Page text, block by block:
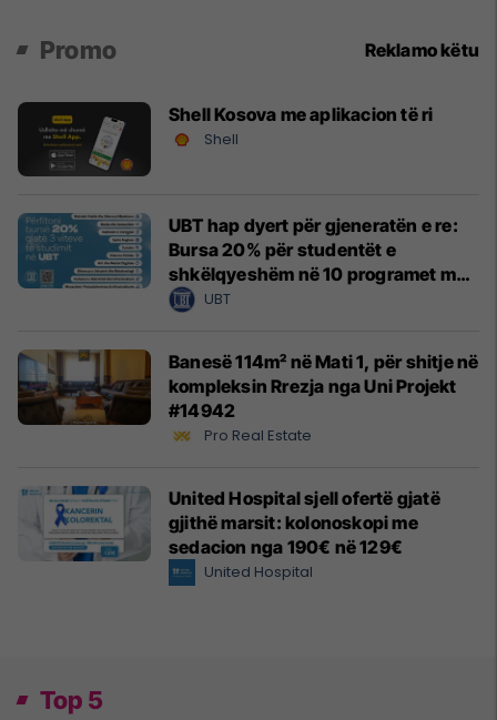
Promo Reklamo këtu
Shell Kosova me aplikacion të ri
Shell
UBT hap dyert për gjeneratën e re:
Bursa 20% për studentët e
shkëlqyeshëm në 10 programet më
të kërkuara
UBT
Banesë 114m² në Mati 1, për shitje në
kompleksin Rrezja nga Uni Projekt
#14942
Pro Real Estate
United Hospital sjell ofertë gjatë
gjithë marsit: kolonoskopi me
sedacion nga 190€ në 129€
United Hospital
Top 5